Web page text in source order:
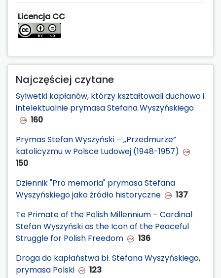
Licencja CC
Najczęściej czytane
Sylwetki kapłanów, którzy kształtowali duchowo i
intelektualnie prymasa Stefana Wyszyńskiego
160
Prymas Stefan Wyszyński – „Przedmurze”
katolicyzmu w Polsce Ludowej (1948-1957)
150
Dziennik "Pro memoria" prymasa Stefana
Wyszyńskiego jako źródło historyczne
137
Te Primate of the Polish Millennium – Cardinal
Stefan Wyszyński as the Icon of the Peaceful
Struggle for Polish Freedom
136
Droga do kapłaństwa bł. Stefana Wyszyńskiego,
prymasa Polski
123